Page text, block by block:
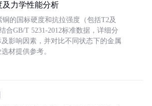
及力学性能分析
的国标硬度和抗拉强度（包括T2及
合GB/T 5231-2012标准数据，详细分
影响因素，并对比不同状态下的金属
材提供参考。